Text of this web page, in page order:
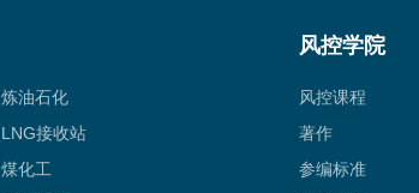
炼油石化
LNG接收站
煤化工
风控学院
风控课程
著作
参编标准